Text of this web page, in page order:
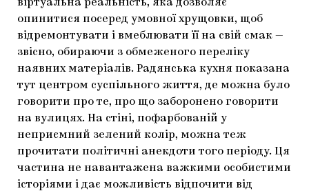
віртуальна реальність, яка дозволяє
опинитися посеред умовної хрущовки, щоб
відремонтувати і вмеблювати її на свій смак —
звісно, обираючи з обмеженого переліку
наявних матеріалів. Радянська кухня показана
тут центром суспільного життя, де можна було
говорити про те, про що заборонено говорити
на вулицях. На стіні, пофарбованій у
неприємний зелений колір, можна теж
прочитати політичні анекдоти того періоду. Ця
частина не навантажена важкими особистими
історіями і дає можливість відпочити від